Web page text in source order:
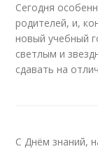
Сегодня
родителей, и,
новый учебный
светлым и
сдавать на
С Днём знаний,